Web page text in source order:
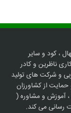
، کود و سایر
ناظرین و کادر
و شرکت های تولید
از کشاورزان
آموزش و مشاوره (
رسانی می کند.